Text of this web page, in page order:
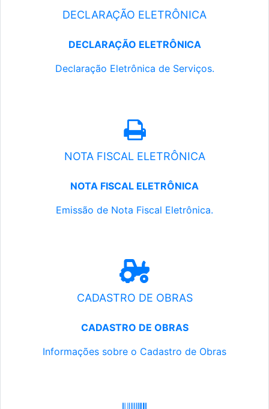
DECLARAÇÃO ELETRÔNICA
DECLARAÇÃO ELETRÔNICA
Declaração Eletrônica de Serviços.
NOTA FISCAL ELETRÔNICA
NOTA FISCAL ELETRÔNICA
Emissão de Nota Fiscal Eletrônica.
CADASTRO DE OBRAS
CADASTRO DE OBRAS
Informações sobre o Cadastro de Obras